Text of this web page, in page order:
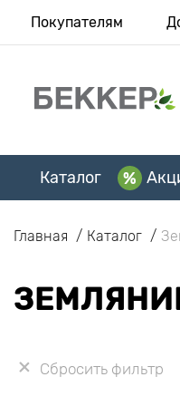
Покупателям
Каталог
Главная Каталог
Сбросить фильтр